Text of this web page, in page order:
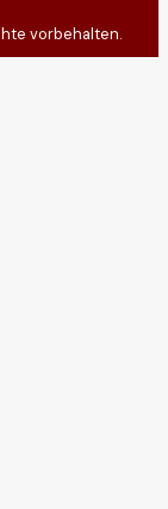
vorbehalten.